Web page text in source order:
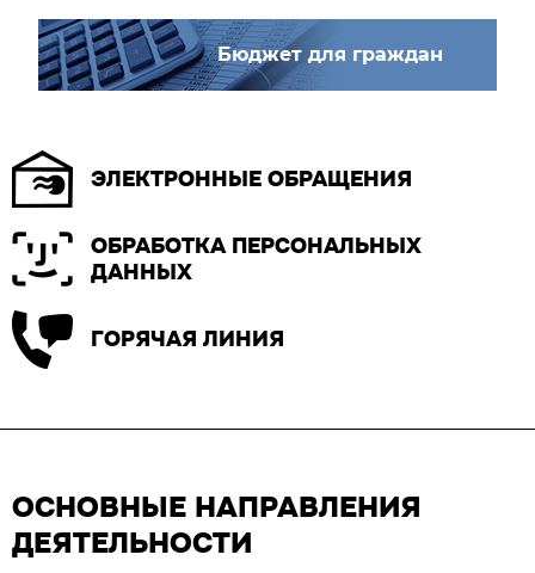
Бюджет для граждан
ЭЛЕКТРОННЫЕ ОБРАЩЕНИЯ
ОБРАБОТКА ПЕРСОНАЛЬНЫХ
ДАННЫХ
ГОРЯЧАЯ ЛИНИЯ
ОСНОВНЫЕ НАПРАВЛЕНИЯ
ДЕЯТЕЛЬНОСТИ